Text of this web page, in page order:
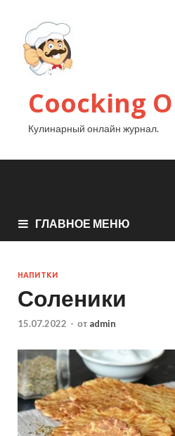
Coocking
Кулинарный онлайн журнал.
ГЛАВНОЕ МЕНЮ
НАПИТКИ
Соленики
15.07.2022 - от admin